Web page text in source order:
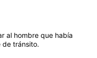
al hombre que había
de tránsito.